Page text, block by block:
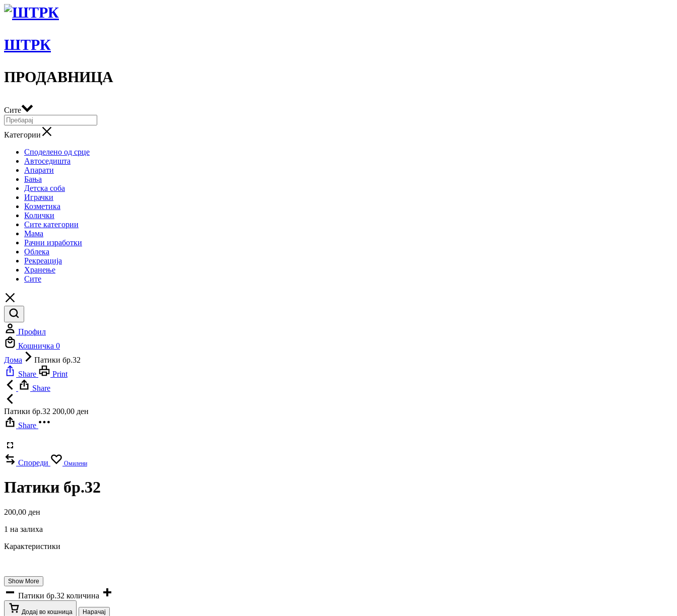
ШТРК
ПРОДАВНИЦА
Сите
Категории
Споделено од срце
Автоседишта
Апарати
Бања
Детска соба
Играчки
Козметика
Колички
Сите категории
Мама
Рачни изработки
Облека
Рекреација
Хранење
Сите
Профил
Кошничка 0
Дома
Патики бр.32
Share
Print
Share
Патики бр.32 200,00 ден
Share
Спореди Омилени
Патики бр.32
200,00 ден
1 на залиха
Карактеристики
Show More
Патики бр.32 количина
Додај во кошница Нарачај